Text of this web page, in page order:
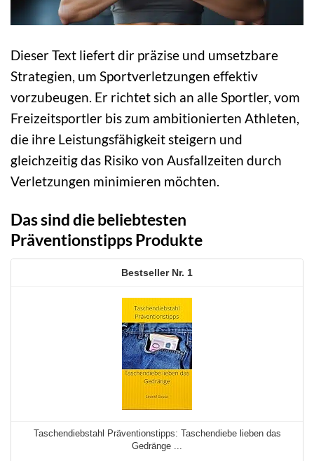
Dieser Text liefert dir präzise und umsetzbare
Strategien, um Sportverletzungen effektiv
vorzubeugen. Er richtet sich an alle Sportler, vom
Freizeitsportler bis zum ambitionierten Athleten,
die ihre Leistungsfähigkeit steigern und
gleichzeitig das Risiko von Ausfallzeiten durch
Verletzungen minimieren möchten.
Das sind die beliebtesten
Präventionstipps Produkte
1
Taschendiebstahl Präventionstipps: Taschendiebe lieben das
Gedränge ...